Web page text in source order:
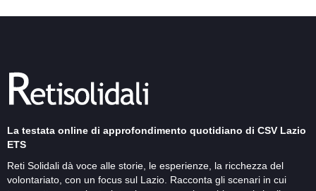
La testata online di approfondimento quotidiano di CSV Lazio
ETS
Reti Solidali dà voce alle storie, le esperienze, la ricchezza del
volontariato, con un focus sul Lazio. Racconta gli scenari in cui